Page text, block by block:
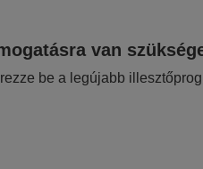
van
be a legújabb